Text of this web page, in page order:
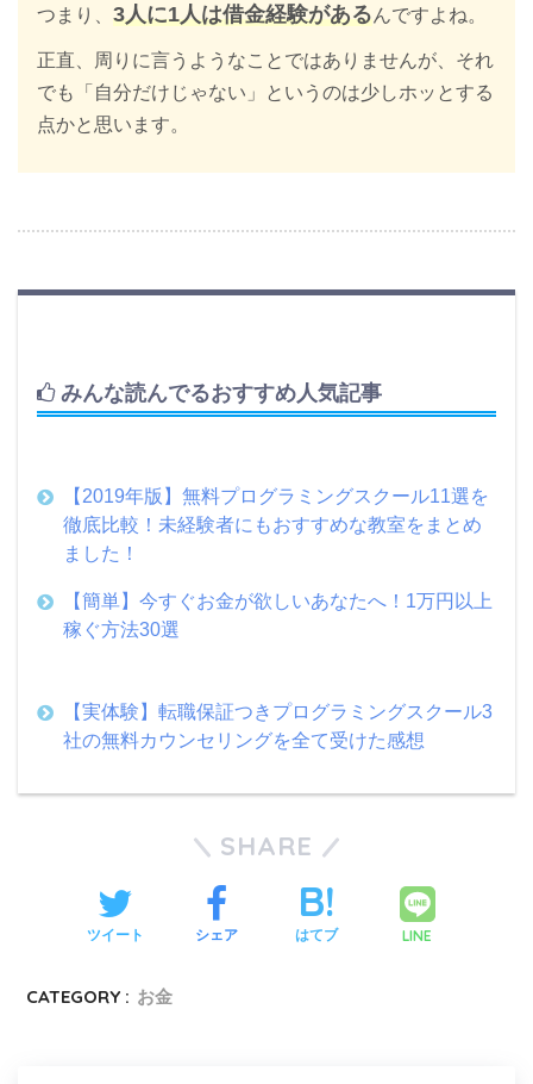
つまり、 3人に1人は借金経験があるんですよね。
正直、周りに言うようなことではありませんが、それ
でも「自分だけじゃない」というのは少しホッとする
点かと思います。
みんな読んでるおすすめ人気記事
【2019年版】無料プログラミングスクール11選を
徹底比較！未経験者にもおすすめな教室をまとめ
ました！
【簡単】今すぐお金が欲しいあなたへ！1万円以上
稼ぐ方法30選
【実体験】転職保証つきプログラミングスクール3
社の無料カウンセリングを全て受けた感想
SHARE
ツイート シェア はてブ LINE
CATEGORY : お金